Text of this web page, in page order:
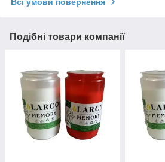
Всі умови повернення
Подібні товари компанії